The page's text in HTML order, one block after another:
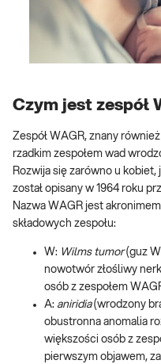
Czym jest zespół
Zespół WAGR, znany
rzadkim zespołem wad
Rozwija się zarówno u
został opisany w 1964 roku
Nazwa WAGR jest
składowych zespołu:
W: Wilms tumor(guz
nowotwór złośliwy
osób z zespołem
A: aniridia(wrodzony
obustronna anomalia
większości osób z
pierwszym objawem,